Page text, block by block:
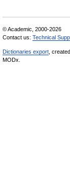
© Academic, 2000-2026
Contact us: Technical
Dictionaries export ,
MODx.